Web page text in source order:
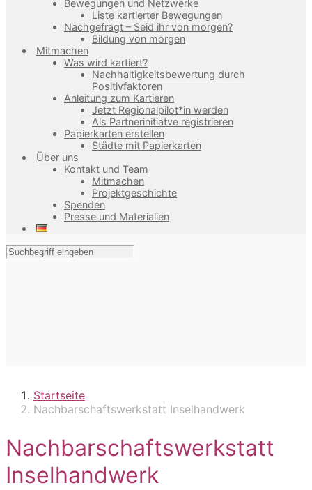
Bewegungen und Netzwerke
Liste kartierter Bewegungen
Nachgefragt – Seid ihr von morgen?
Bildung von morgen
Mitmachen
Was wird kartiert?
Nachhaltigkeitsbewertung durch
Positivfaktoren
Anleitung zum Kartieren
Jetzt Regionalpilot*in werden
Als Partnerinitiatve registrieren
Papierkarten erstellen
Städte mit Papierkarten
Über uns
Kontakt und Team
Mitmachen
Projektgeschichte
Spenden
Presse und Materialien
Startseite
Nachbarschaftswerkstatt Inselhandwerk
Nachbarschaftswerkstatt
Inselhandwerk